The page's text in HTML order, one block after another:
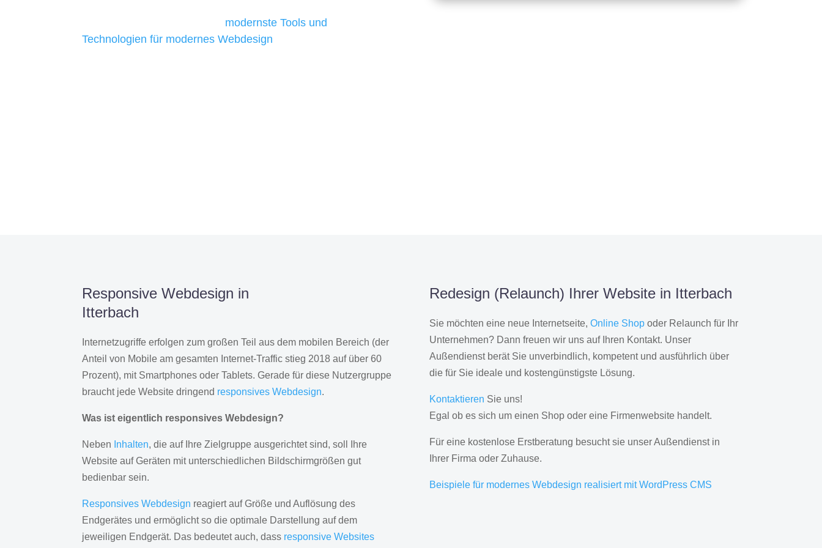
modernste Tools und
Technologien für modernes Webdesign
Responsive Webdesign in
Itterbach
Internetzugriffe erfolgen zum großen Teil aus dem mobilen Bereich (der
Anteil von Mobile am gesamten Internet-Traffic stieg 2018 auf über 60
Prozent), mit Smartphones oder Tablets. Gerade für diese Nutzergruppe
braucht jede Website dringend responsives Webdesign.
Was ist eigentlich responsives Webdesign?
Neben Inhalten, die auf Ihre Zielgruppe ausgerichtet sind, soll Ihre
Website auf Geräten mit unterschiedlichen Bildschirmgrößen gut
bedienbar sein.
Responsives Webdesign reagiert auf Größe und Auflösung des
Endgerätes und ermöglicht so die optimale Darstellung auf dem
jeweiligen Endgerät. Das bedeutet auch, dass responsive Websites
Redesign (Relaunch) Ihrer Website in Itterbach
Sie möchten eine neue Internetseite, Online Shopoder Relaunch für Ihr
Unternehmen? Dann freuen wir uns auf Ihren Kontakt. Unser
Außendienst berät Sie unverbindlich, kompetent und ausführlich über
die für Sie ideale und kostengünstigste Lösung.
Kontaktieren Sie uns!
Egal ob es sich um einen Shop oder eine Firmenwebsite handelt.
Für eine kostenlose Erstberatung besucht sie unser Außendienst in
Ihrer Firma oder Zuhause.
Beispiele für modernes Webdesign realisiert mit WordPress CMS